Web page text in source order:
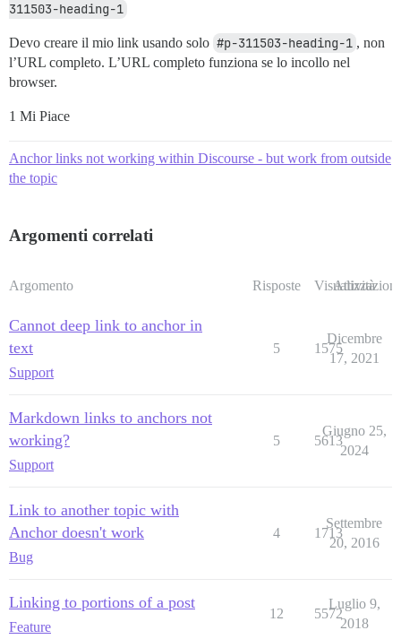
311503-heading-1
Devo creare il mio link usando solo #p-311503-heading-1 , non
l’URL completo. L’URL completo funziona se lo incollo nel
browser.
1 Mi Piace
Anchor links not working within Discourse - but work from outside
the topic
Argomenti correlati
Argomento Risposte Visualizzazioni
Attività
Cannot deep link to anchor in
text
Support
5 1575
Dicembre
17, 2021
Markdown links to anchors not
working?
Support
5 5613
Giugno 25,
2024
Link to another topic with
Anchor doesn't work
Bug
4 1713
Settembre
20, 2016
Linking to portions of a post
Feature
12 5572
Luglio 9,
2018